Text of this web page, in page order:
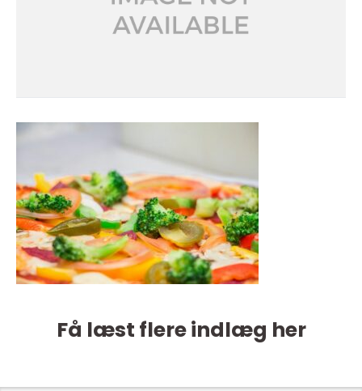
Få læst flere indlæg her